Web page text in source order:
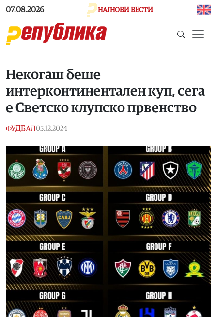
Skip to main content
07.08.2026 НАЈНОВИ ВЕСТИ
Некогаш беше
интерконтинентален куп, сега
е Светско клупско првенство
ФУДБАЛ05.12.2024